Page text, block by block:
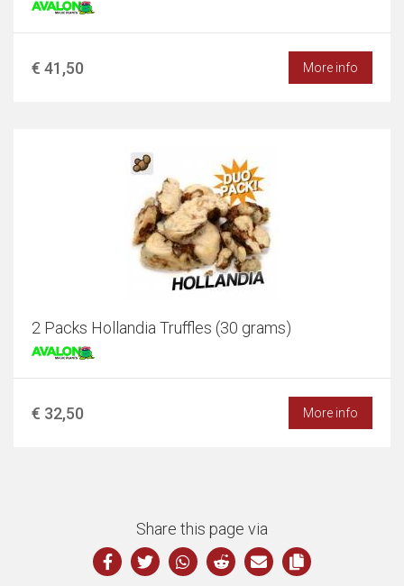
€ 41,50 More info
2 Packs Hollandia Truffles (30 grams)
€ 32,50 More info
Share this page via